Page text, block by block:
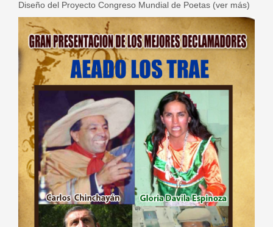
Diseño del Proyecto Congreso Mundial de Poetas (ver más)